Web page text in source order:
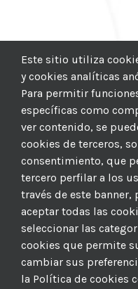
© 2012–2025 |CICIC|
MBAGIO.COM
|
Este sitio utiliza
y cookies analíticas
Para permitir
específicas como
ver contenido, se
cookies de terceros,
consentimiento, que
tercero perfilar a los
través de este banner,
aceptar todas las
seleccionar las
cookies que permite
cambiar sus
la Política de cookies